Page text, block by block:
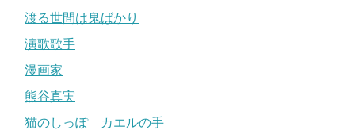
渡る世間は鬼ばかり
演歌歌手
漫画家
熊谷真実
猫のしっぽ カエルの手